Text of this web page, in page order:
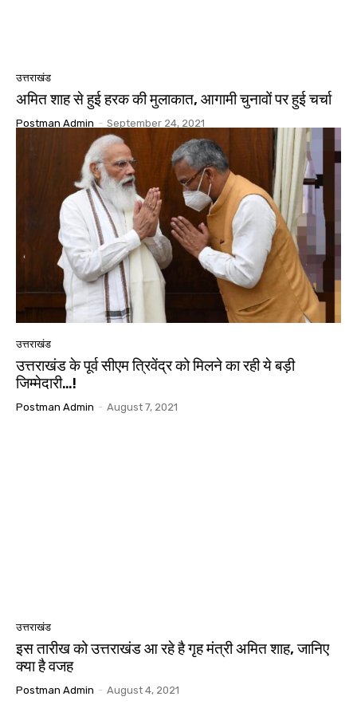
उत्तराखंड
अमित शाह से हुई हरक की मुलाकात, आगामी चुनावों पर हुई चर्चा
Postman Admin - September 24, 2021
उत्तराखंड
उत्तराखंड के पूर्व सीएम त्रिवेंद्र को मिलने का रही ये बड़ी
जिम्मेदारी…!
Postman Admin - August 7, 2021
उत्तराखंड
इस तारीख को उत्तराखंड आ रहे है गृह मंत्री अमित शाह, जानिए
क्या है वजह
Postman Admin - August 4, 2021